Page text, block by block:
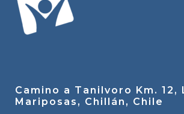
Camino a Tanilvoro Km. 12,
Mariposas, Chillán, Chile